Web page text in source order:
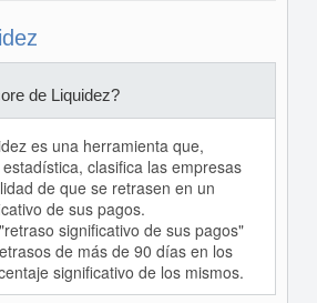
de Liquidez?
es una herramienta que,
clasifica las empresas
de que se retrasen en un
de sus pagos.
significativo de sus pagos"
de más de 90 días en los
significativo de los mismos.